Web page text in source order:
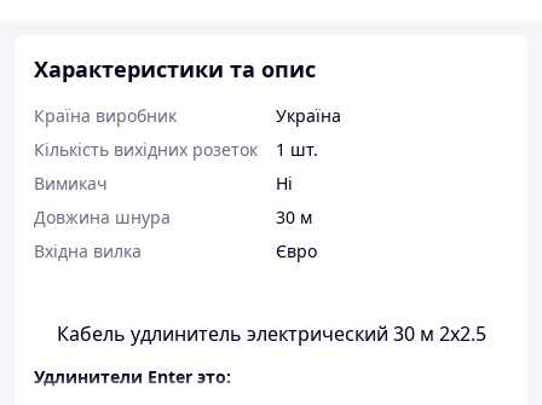
Характеристики та опис
Країна виробник
Україна
Кількість вихідних розеток
1 шт.
Вимикач
Ні
Довжина шнура
30 м
Вхідна вилка
Євро
Кабель удлинитель электрический 30 м 2х2.5
Удлинители Enter это: